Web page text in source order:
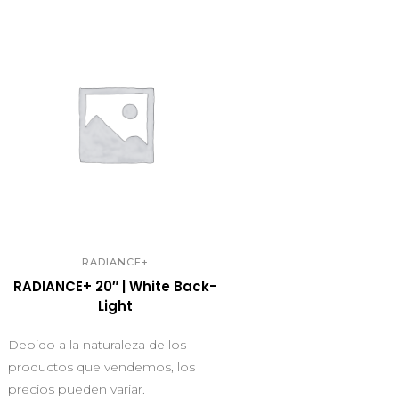
RADIANCE+
RADIANCE+ 20″ | White Back-
Light
Debido a la naturaleza de los
productos que vendemos, los
precios pueden variar.